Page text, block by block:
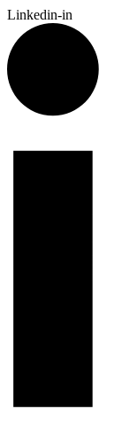
Linkedin-in